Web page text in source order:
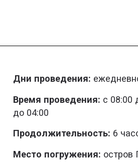
Дни проведения:
Время проведения: с 08:00
до 04:00
Продолжительность: 6
Место погружения: остров